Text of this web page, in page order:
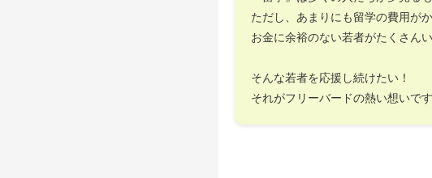
ただし、あまりにも留学の費用が
お金に余裕のない若者がたくさんい
そんな若者を応援し続けたい！
それがフリーバードの熱い想いです